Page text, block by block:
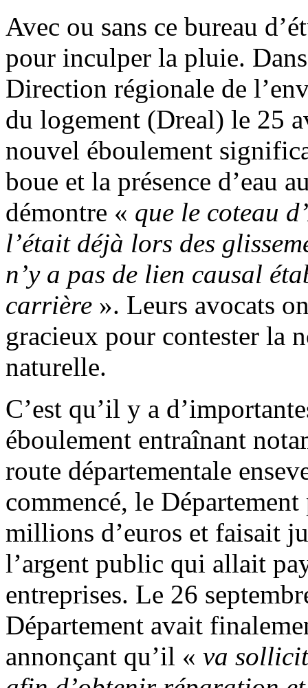
Avec ou sans ce bureau
pour inculper la pluie.
Direction régionale de
du logement (Dreal) le 25
nouvel éboulement
boue et la présence d’eau
démontre « que le coteau
l’était déjà lors des
n’y a pas de lien causal
carrière ». Leurs avocats
gracieux pour contester la
naturelle.
C’est qu’il y a
éboulement entraînant
route départementale
commencé, le
millions d’euros et faisait
l’argent public qui allait
entreprises. Le 26
Département avait
annonçant qu’il « va